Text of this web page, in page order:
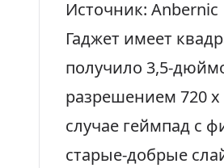
Источник: Anbernic
Гаджет имеет
получило 3,5-
разрешением 720
случае геймпад с
старые-добрые